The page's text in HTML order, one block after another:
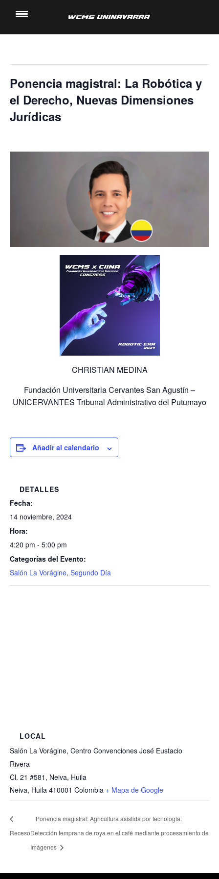
Ponencia magistral: La Robótica y
el Derecho, Nuevas Dimensiones
Jurídicas
CHRISTIAN MEDINA
Fundación Universitaria Cervantes San Agustín –
UNICERVANTES Tribunal Administrativo del Putumayo
Añadir al calendario
DETALLES
Fecha:
14 noviembre, 2024
Hora:
4:20 pm - 5:00 pm
Categorías del Evento:
Salón La Vorágine, Segundo Día
LOCAL
Salón La Vorágine, Centro Convenciones José Eustacio
Rivera
Cl. 21 #581, Neiva, Huila
Neiva, Huila 410001 Colombia + Mapa de Google
Receso
Ponencia magistral: Agricultura asistida por tecnología:
Detección temprana de roya en el café mediante procesamiento de
Imágenes